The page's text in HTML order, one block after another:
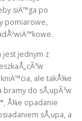
siÄ™ga po
pomiarowe,
jest jednym z
ale takÅ¼e
do sÅ‚upÃ³w
Å¼e opadanie
sÅ‚upa, a